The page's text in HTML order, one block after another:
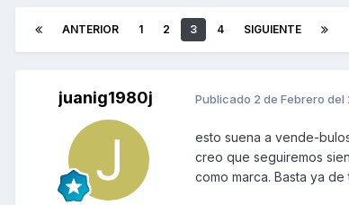
ANTERIOR 1 2 3 4 SIGUIENTE
juanig1980j Publicado 2 de Febrero del
esto suena a vende-
creo que seguiremos
como marca. Basta ya de